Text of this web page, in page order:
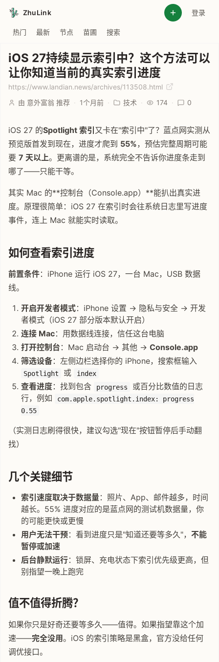
ZhuLink 登录
热门 最新 节点 苗圃 搜索
iOS 27持续显示索引中？这个方法可以
让你知道当前的真实索引进度
https://www.landian.news/archives/113508.html
由 意外富翁 推荐 · 1个月前 · 技术 · 174 · 0
iOS 27 的Spotlight 索引 又卡在"索引中"了？蓝点网实测从
预览版首发到现在，进度才爬到 55%，预估完整周期可能
要 7 天以上。更离谱的是，系统完全不告诉你进度条走到
哪了——只能干等。
其实 Mac 的**控制台（Console.app）**能扒出真实进
度。原理很简单：iOS 27 在索引时会往系统日志里写进度
事件，连上 Mac 就能实时读取。
如何查看索引进度
前置条件：iPhone 运行 iOS 27，一台 Mac，USB 数据
线。
开启开发者模式：iPhone 设置 → 隐私与安全 → 开发
者模式（iOS 27 部分版本默认开启）
连接 Mac：用数据线连接，信任这台电脑
打开控制台 ：Mac 启动台 → 其他 → Console.app
筛选设备：左侧边栏选择你的 iPhone，搜索框输入
Spotlight 或 index
查看进度：找到包含 progress
或百分比数值的日志
行，例如
com.apple.spotlight.index: progress
0.55
（实测日志刷得很快，建议勾选"现在"按钮暂停后手动翻
找）
几个关键细节
索引速度取决于数据量：照片、App、邮件越多，时间
越长。55% 进度对应的是蓝点网的测试机数据量，你
的可能更快或更慢
用户无法干预：看到进度只是"知道还要等多久"， 不能
暂停或加速
后台静默运行：锁屏、充电状态下索引优先级更高，但
别指望一晚上跑完
值不值得折腾？
如果你只是好奇还要等多久——值得。如果指望靠这个加
速——完全没用。iOS 的索引策略是黑盒，官方没给任何
调优接口。